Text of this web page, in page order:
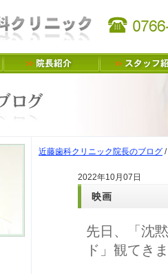
近藤歯科クリニック院長のブログ /
2022年10月07日
映画
先日、「沈
ド」観てき